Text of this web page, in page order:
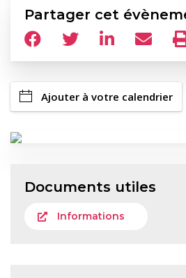
Partager cet
Ajouter à votre calendrier
Documents utiles
Informations